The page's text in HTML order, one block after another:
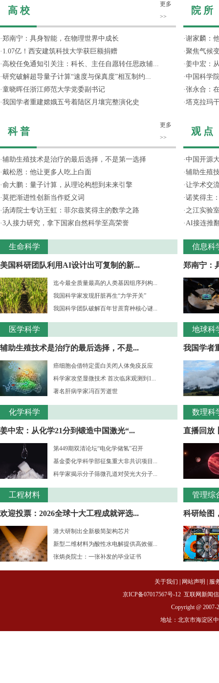
高 校
更多
>>
·郑南宁：具身智能，在物理世界中成长
· 1.07亿！西安建筑科技大学获巨额捐赠
· 高校任免通知引关注：科长、主任自愿转任思政辅...
·研究破解超导量子计算“速度与保真度”相互制约...
·童晓晖任浙江师范大学党委副书记
·我国学者重建嫦娥五号着陆区月壤完整演化史
科 普
更多
>>
·辅助生殖技术是治疗的最后选择，不是第一选择
·戴松恩：他让更多人吃上白面
·俞大鹏：量子计算，从理论构想到未来引擎
·莫把渐进性创新当作贬义词
·汤涛院士专访王虹：菲尔兹奖得主的数学之路
·3人接力研究，拿下国家自然科学至高荣誉
生命科学
美国科研团队利用AI设计出可复制的新...
迄今最全质量最高的人类基因组序列构...
我国科学家发现肝脏再生“力学开关”
我国科学团队破解百年甘蔗育种核心谜...
医学科学
辅助生殖技术是治疗的最后选择，不是...
癌细胞会借特定蛋白关闭人体免疫反应
科学家攻坚显微技术 首次临床观测到1...
著名肝病学家冯百芳逝世
化学科学
姜中宏：从化学21分到锻造中国激光“...
第449期双清论坛“电化学储氢”召开
基金委化学科学部征集重大非共识项目...
科学家揭示分子筛微孔道对荧光大分子...
工程材料
欢迎投票：2026全球十大工程成就评选...
港大研制出全新极简架构芯片
新型二维材料为酸性水电解提供高效催...
张炳炎院士：一张补发的毕业证书
院 所
·谢家麟：
·聚焦气候
·姜中宏：
·中国科学
·张永合：
·塔克拉玛
观 点
·中国开源
·辅助生殖
·让学术交
·诺奖得主
· 之江实验
·AI接连推
信息科
郑南宁：
地球科
我国学者
数理科
直播回放
管理综
科研绘图
关于我们 网站声明
服
京ICP备07017567号-12 互联网新闻
Copyright @ 2007-
地址：北京市海淀区